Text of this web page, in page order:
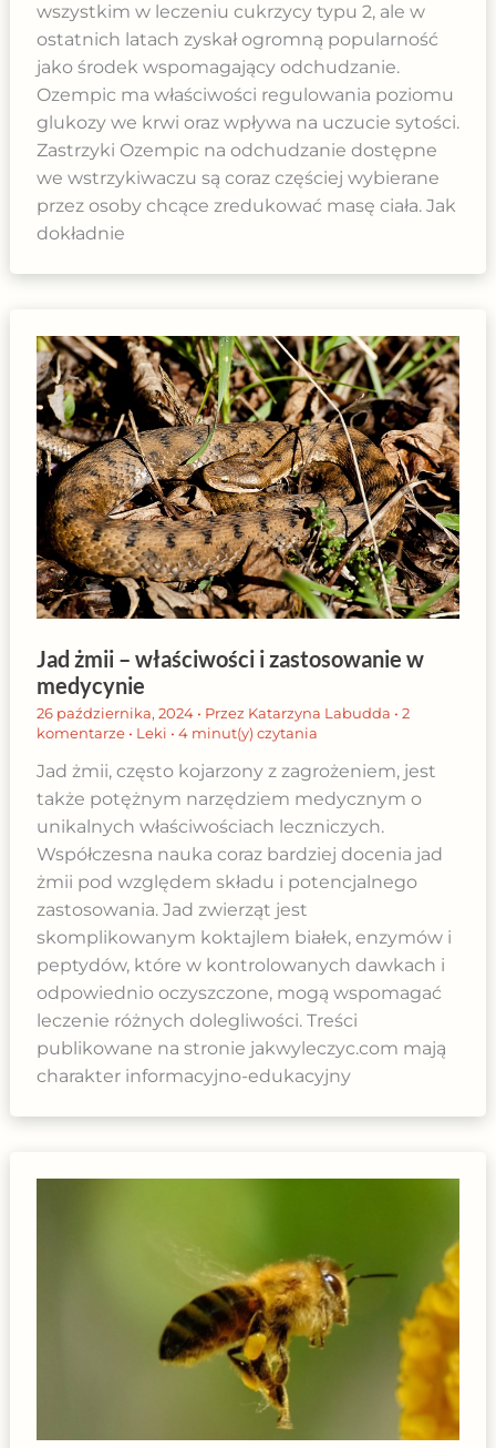
wszystkim w leczeniu cukrzycy typu 2, ale w
ostatnich latach zyskał ogromną popularność
jako środek wspomagający odchudzanie.
Ozempic ma właściwości regulowania poziomu
glukozy we krwi oraz wpływa na uczucie sytości.
Zastrzyki Ozempic na odchudzanie dostępne
we wstrzykiwaczu są coraz częściej wybierane
przez osoby chcące zredukować masę ciała. Jak
dokładnie
Jad żmii – właściwości i zastosowanie w
medycynie
26 października, 2024 • Przez Katarzyna Labudda • 2
komentarze • Leki • 4 minut(y) czytania
Jad żmii, często kojarzony z zagrożeniem, jest
także potężnym narzędziem medycznym o
unikalnych właściwościach leczniczych.
Współczesna nauka coraz bardziej docenia jad
żmii pod względem składu i potencjalnego
zastosowania. Jad zwierząt jest
skomplikowanym koktajlem białek, enzymów i
peptydów, które w kontrolowanych dawkach i
odpowiednio oczyszczone, mogą wspomagać
leczenie różnych dolegliwości. Treści
publikowane na stronie jakwyleczyc.com mają
charakter informacyjno-edukacyjny